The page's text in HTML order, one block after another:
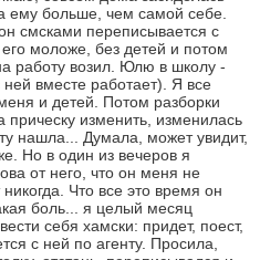
ему больше, чем самой себе.
смсками переписывается с
моложе, без детей и потом
работу возил. Юлю в школу -
вместе работает). Я все
и детей. Потом разборки
изменить, изменилась
нашла... Думала, может увидит,
Но в один из вечеров я
от него, что он меня не
Что все это время он
боль... я целый месяц
себя хамски: придет, поест,
с ней по агенту. Просила,